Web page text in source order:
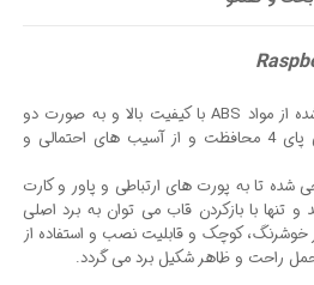
کیس برد رزبری پای 4 ساخته شده از مواد ABS با کیفیت بالا و به صورت دو
تکه ساخته شده تا از برد رزبری پای 4 محافظت و از آسیب های احتمالی و
4 طوری طراحی شده تا به پورت های ارتباطی و پاور و کارت
تنها با بازکردن قاب می توان به برد اصلی
خوشرنگ، کوچک و قابلیت نصب و استفاده از
راحت و ظاهر شکیل برد می گردد.